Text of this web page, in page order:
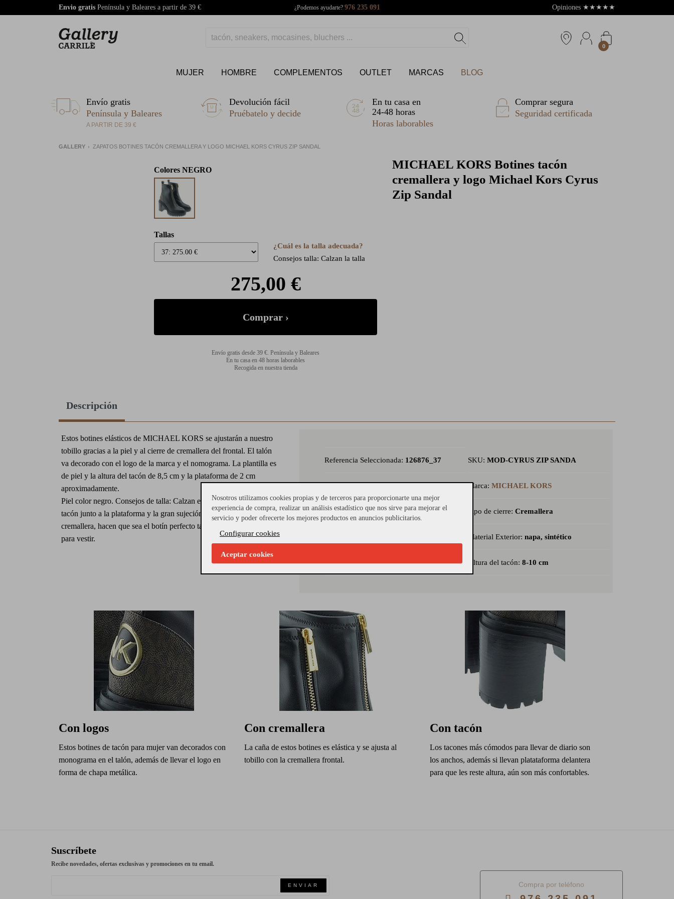
Envio gratis Península y Baleares a partir de 39 € ¿Podemos ayudarte? 976 235 091 Opiniones ★ ★ ★ ★ ★
0
MUJER HOMBRE COMPLEMENTOS OUTLET MARCAS BLOG
Envío gratis
Península y Baleares
A PARTIR DE 39 €
Devolución fácil
Pruébatelo y decide
En tu casa en
24-48 horas
Horas laborables
Comprar segura
Seguridad certificada
GALLERY ZAPATOS BOTINES TACÓN CREMALLERA Y LOGO MICHAEL KORS CYRUS ZIP SANDAL
MICHAEL KORS Botines tacón
cremallera y logo Michael Kors Cyrus
Zip Sandal
Colores NEGRO
Tallas
¿Cuál es la talla adecuada?
Consejos talla: Calzan la talla
275,00 €
Envío gratis desde 39 €. Península y Baleares
En tu casa en 48 horas laborables
Recogida en nuestra tienda
Descripción
Estos botines elásticos de MICHAEL KORS se ajustarán a nuestro
tobillo gracias a la piel y al cierre de cremallera del frontal. El talón
va decorado con el logo de la marca y el nomograma. La plantilla es
de piel y la altura del tacón de 8,5 cm y la plataforma de 2 cm
aproximadamente.
Piel color negro. Consejos de talla: Calzan el número. La altura del
tacón junto a la plataforma y la gran sujeción que aporta la caña y la
cremallera, hacen que sea el botín perfecto tanto para diario como
para vestir.
Referencia Seleccionada: 126876_37 SKU: MOD-CYRUS ZIP SANDA
Modelo:CYRUS ZIP SANDA Marca: MICHAEL KORS
Material Piso:TACON Y PLATAFORMA Tipo de cierre: Cremallera
Material Exterior: napa, sintético
Material Interior:piel, sintético Altura del tacón: 8-10 cm
Con logos
Estos botines de tacón para mujer van decorados con
monograma en el talón, además de llevar el logo en
forma de chapa metálica.
Con cremallera
La caña de estos botines es elástica y se ajusta al
tobillo con la cremallera frontal.
Con tacón
Los tacones más cómodos para llevar de diario son
los anchos, además si llevan platataforma delantera
para que les reste altura, aún son más confortables.
Suscríbete
Recibe novedades, ofertas exclusivas y promociones en tu email.
ENVIAR Compra por teléfono
Nosotros utilizamos cookies propias y de terceros para proporcionarte una mejor
experiencia de compra, realizar un análisis estadístico que nos sirve para mejorar el
servicio y poder ofrecerte los mejores productos en anuncios publicitarios.
Configurar cookies
Aceptar cookies